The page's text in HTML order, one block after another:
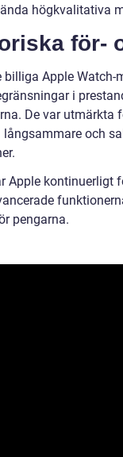
högkvalitativa
för-
billiga Apple Watch-
i
De var utmärkta
långsammare och
Apple kontinuerligt
pengarna.